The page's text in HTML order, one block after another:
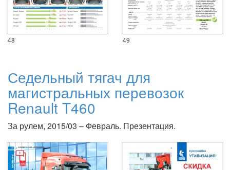
48 49
Седельный тягач для
магистральных перевозок
Renault T460
За рулем, 2015/03 – Февраль. Презентация.